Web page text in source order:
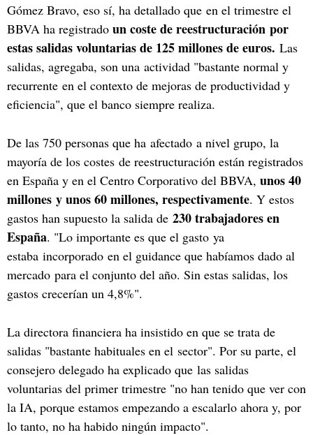
Gómez Bravo, eso sí, ha detallado que en el trimestre el
BBVA ha registrado un coste de reestructuración por
estas salidas voluntarias de 125 millones de euros. Las
salidas, agregaba, son una actividad "bastante normal y
recurrente en el contexto de mejoras de productividad y
eficiencia", que el banco siempre realiza.
De las 750 personas que ha afectado a nivel grupo, la
mayoría de los costes de reestructuración están registrados
en España y en el Centro Corporativo del BBVA, unos 40
millones y unos 60 millones, respectivamente. Y estos
gastos han supuesto la salida de 230 trabajadores en
España. "Lo importante es que el gasto ya
estaba incorporado en el guidance que habíamos dado al
mercado para el conjunto del año. Sin estas salidas, los
gastos crecerían un 4,8%".
La directora financiera ha insistido en que se trata de
salidas "bastante habituales en el sector". Por su parte, el
consejero delegado ha explicado que las salidas
voluntarias del primer trimestre "no han tenido que ver con
la IA, porque estamos empezando a escalarlo ahora y, por
lo tanto, no ha habido ningún impacto".